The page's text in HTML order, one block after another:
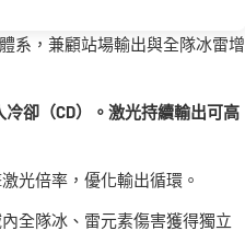
系，兼顧站場輸出與全隊冰雷增
冷卻（CD）。激光持續輸出可高
光倍率，優化輸出循環。
全隊冰、雷元素傷害獲得獨立